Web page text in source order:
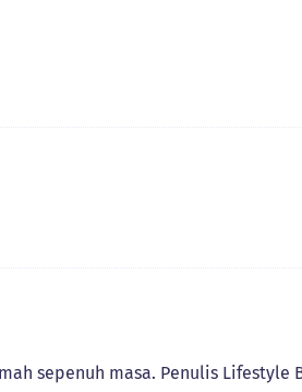
sepenuh masa. Penulis Lifestyle